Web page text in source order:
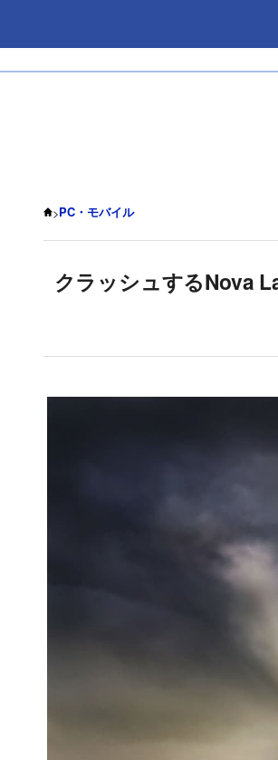
>PC・モバイル
クラッシュするNova